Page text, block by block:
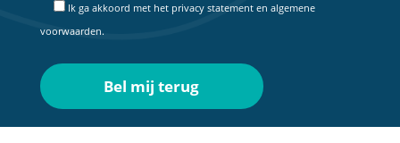
Ik ga akkoord met het privacy statementen algemene
voorwaarden.